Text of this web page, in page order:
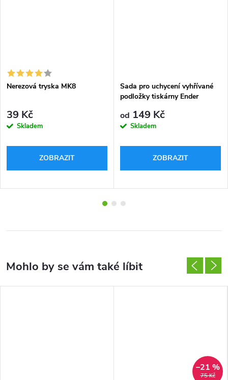
Nerezová tryska MK8
39 Kč
Skladem
ZOBRAZIT
Sada pro uchycení vyhřívané
podložky tiskárny Ender
od 149 Kč
Skladem
ZOBRAZIT
75 Kč
–21 %